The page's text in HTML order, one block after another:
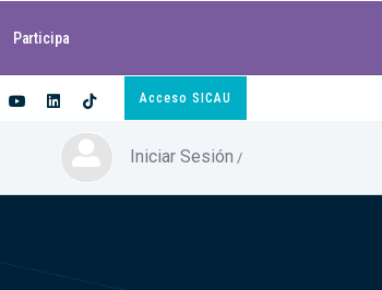
Participa
Acceso SICAU
Iniciar Sesión /